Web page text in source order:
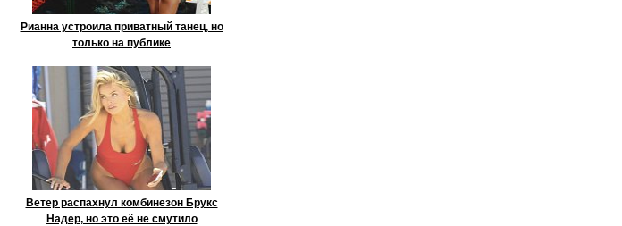
Рианна устроила приватный танец, но
только на публике
Ветер распахнул комбинезон Брукс
Надер, но это её не смутило